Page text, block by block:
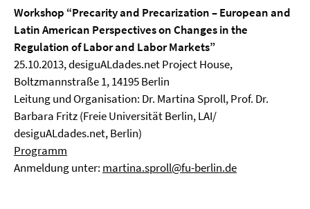
Workshop “Precarity and Precarization – European and
Latin American Perspectives on Changes in the
Regulation of Labor and Labor Markets”
25.10.2013, desiguALdades.net Project House,
Boltzmannstraße 1, 14195 Berlin
Leitung und Organisation: Dr. Martina Sproll, Prof. Dr.
Barbara Fritz (Freie Universität Berlin, LAI/
desiguALdades.net, Berlin)
Programm
Anmeldung unter: martina.sproll@fu-berlin.de